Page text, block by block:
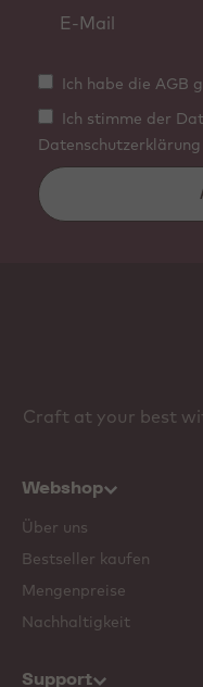
Ich habe die AGB
Ich stimme der
Datenschutzerklärung
Craft at your best
Webshop
Über uns
Bestseller kaufen
Mengenpreise
Nachhaltigkeit
Support